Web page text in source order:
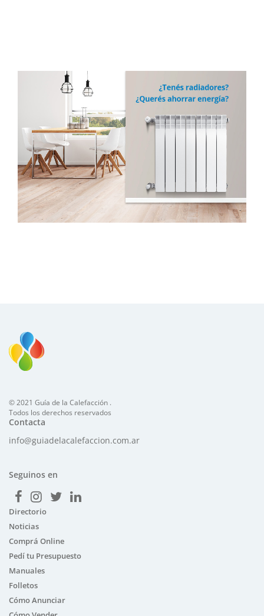
© 2021 Guía de la Calefacción .
Todos los derechos reservados
Contacta
info@guiadelacalefaccion.com.ar
Seguinos en
Directorio
Noticias
Comprá Online
Pedí tu Presupuesto
Manuales
Folletos
Cómo Anunciar